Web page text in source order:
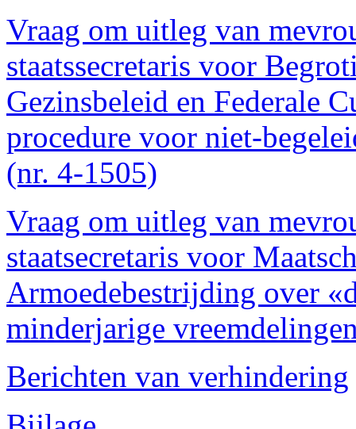
Vraag om uitleg van
staatssecretaris voor
Gezinsbeleid en Federale
procedure voor niet-
(nr. 4-1505)
Vraag om uitleg van
staatsecretaris voor
Armoedebestrijding over
minderjarige
Berichten van verhindering